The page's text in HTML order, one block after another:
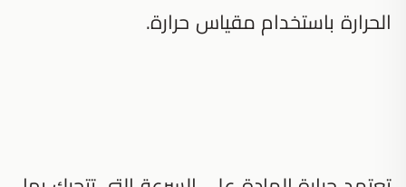
الحرارة باستخدام مقياس حرارة.